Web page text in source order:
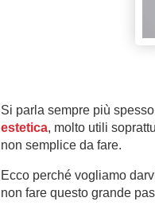
Si parla sempre più
estetica, molto utili
non semplice da fare.
Ecco perché vogliamo
non fare questo grande